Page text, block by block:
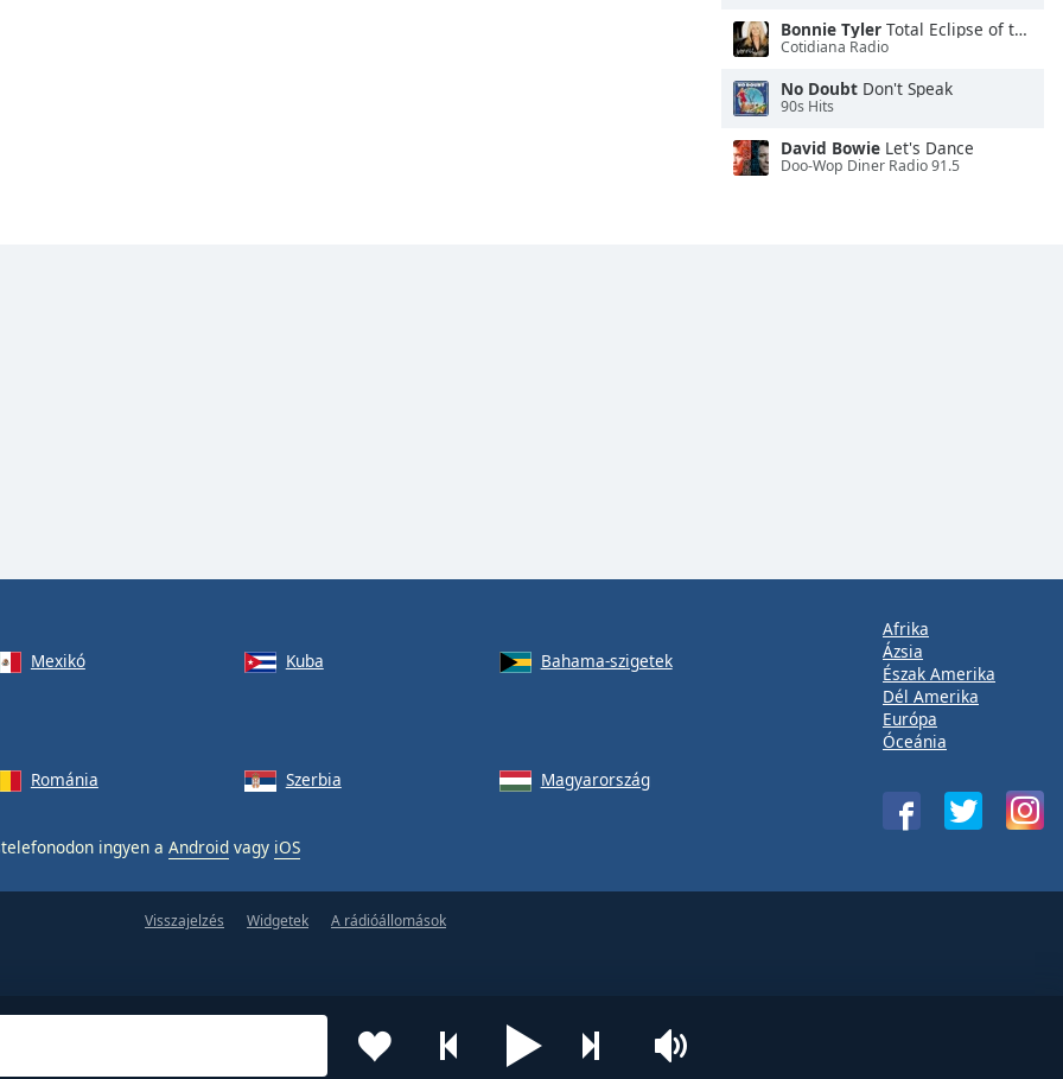
Bonnie Tyler Total Eclipse of the Heart
Cotidiana Radio
No Doubt Don't Speak
90s Hits
David Bowie Let's Dance
Doo-Wop Diner Radio 91.5
Mexikó Kuba
Bahama-szigetek
Románia Szerbia Magyarország
ingyen a Android vagy iOS
Afrika
Ázsia
Észak Amerika
Dél Amerika
Európa
Óceánia
Visszajelzés Widgetek A rádióállomások